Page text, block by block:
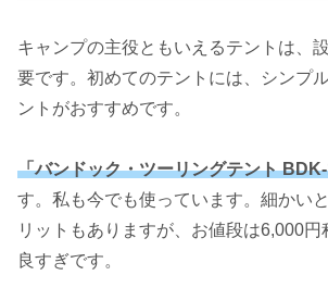
キャンプの主役ともいえるテントは、
要です。初めてのテントには、シンプ
ントがおすすめです。
「バンドック・ツーリングテント
す。私も今でも使っています。細かい
リットもありますが、お値段は6,000
良すぎです。